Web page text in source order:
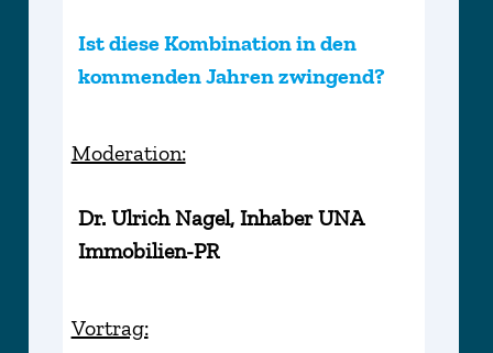
Ist diese Kombination in den
kommenden Jahren zwingend?
Moderation:
Dr. Ulrich Nagel, Inhaber UNA
Immobilien-PR
Vortrag: